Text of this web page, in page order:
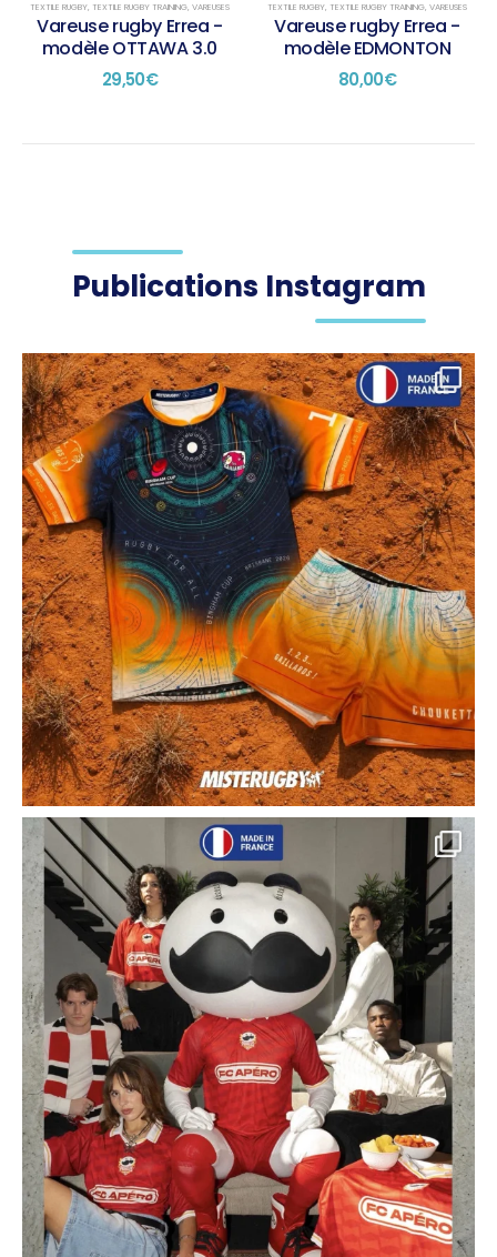
TEXTILE RUGBY, TEXTILE RUGBY TRAINING, VAREUSES
Vareuse rugby Errea -
modèle OTTAWA 3.0
29,50€
TEXTILE RUGBY, TEXTILE RUGBY TRAINING, VAREUSES
Vareuse rugby Errea -
modèle EDMONTON
80,00€
Publications Instagram